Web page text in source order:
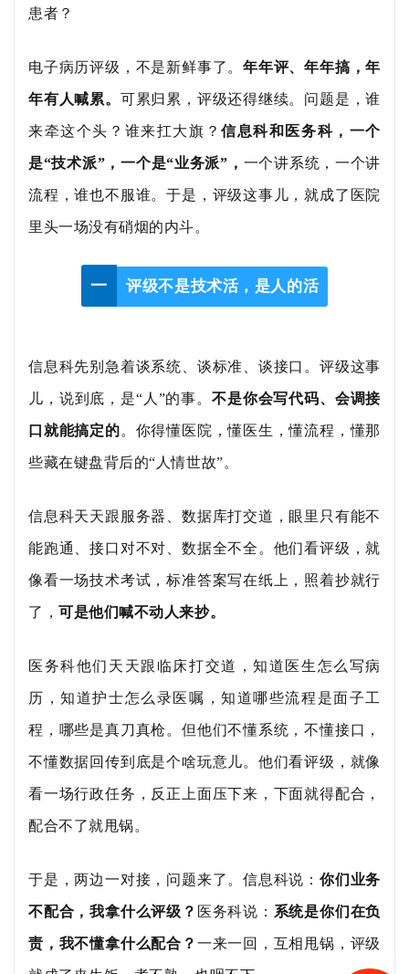
患者？
电子病历评级，不是新鲜事了。年年评、年年搞，年
年有人喊累。 可累归累，评级还得继续。问题是，谁
来牵这个头？谁来扛大旗？信息科和医务科，一个
是“技术派”，一个是“业务派”， 一个讲系统，一个讲
流程，谁也不服谁。于是，评级这事儿，就成了医院
里头一场没有硝烟的内斗。
一 评级不是技术活，是人的活
信息科先别急着谈系统、谈标准、谈接口。评级这事
儿，说到底，是“人”的事。 不是你会写代码、会调接
口就能搞定的。你得懂医院，懂医生，懂流程，懂那
些藏在键盘背后的“人情世故”。
信息科天天跟服务器、数据库打交道，眼里只有能不
能跑通、接口对不对、数据全不全。他们看评级，就
像看一场技术考试，标准答案写在纸上，照着抄就行
了，可是他们喊不动人来抄。
医务科他们天天跟临床打交道，知道医生怎么写病
历，知道护士怎么录医嘱，知道哪些流程是面子工
程，哪些是真刀真枪。但他们不懂系统，不懂接口，
不懂数据回传到底是个啥玩意儿。他们看评级，就像
看一场行政任务，反正上面压下来，下面就得配合，
配合不了就甩锅。
于是，两边一对接，问题来了。信息科说：你们业务
不配合，我拿什么评级？ 医务科说： 系统是你们在负
责，我不懂拿什么配合？ 一来一回，互相甩锅，评级